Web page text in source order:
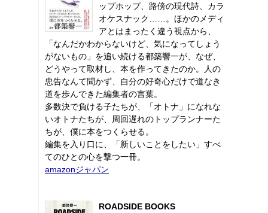
ップホップ、路傍の現代詩、カラ
オケスナック……。ほかのメディ
アとはまったく違う視点から、
「なんだかわからないけど、気になってしょう
がないもの」を追い続ける都築響一が、なぜ、
どうやって取材し、本を作ってきたのか。人の
忠告なんて聞かず、自分の好奇心だけで道なき
道を歩んできた編集者の言葉。
多数決で負ける子たちが、「オトナ」になれな
いオトナたちが、周回遅れのトップランナーた
ちが、僕に本をつくらせる。
編集を入り口に、「新しいことをしたい」すべ
てのひとの心を撃つ一冊。
amazonジャパン
ROADSIDE BOOKS